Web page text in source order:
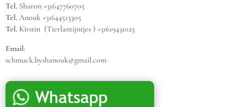
Tel. Sharon +31647760705
Tel. Anouk +31644513305
Tel. Kirstin (Tierlantijntjes ) +31619431023
Email:
schmuck.byshanouk@gmail.com